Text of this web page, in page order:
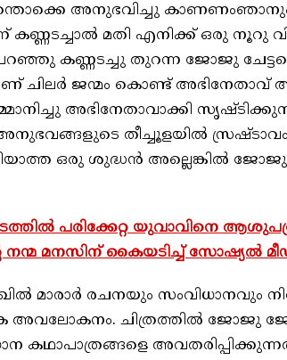
അനുഭവിച്ചു
കണ്ണടച്ചാൽ മതി എനിക്ക് ഒരു നൂറു
കണ്ണടച്ചു തുറന്ന ജോജു
ചിലർ ജന്മം കൊണ്ട് അഭിനേതാവ്
അഭിനേതാവാക്കി
തീച്ചൂളയിൽ സ്രഷ്ടാവം
ഒരു ശുദ്ധൻ അല്ലെങ്കിൽ
പരിക്കേറ്റ യുവാവിനെ
നന്മ മനസിന് കൈയടിച്ച് സോഷ്യൽ
മാരാര്‍ രചനയും സംവിധാനവും
അവലോകനം. ചിത്രത്തില്‍ ജോജു
കഥാപാത്രങ്ങളെ